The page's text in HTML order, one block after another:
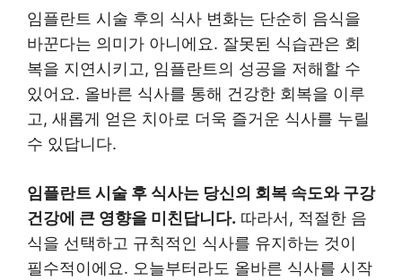
임플란트 시술 후의 식사 변화는 단순히 음식을
바꾼다는 의미가 아니에요. 잘못된 식습관은 회
복을 지연시키고, 임플란트의 성공을 저해할 수
있어요. 올바른 식사를 통해 건강한 회복을 이루
고, 새롭게 얻은 치아로 더욱 즐거운 식사를 누릴
수 있답니다.
임플란트 시술 후 식사는 당신의 회복 속도와 구강
건강에 큰 영향을 미친답니다. 따라서, 적절한 음
식을 선택하고 규칙적인 식사를 유지하는 것이
필수적이에요. 오늘부터라도 올바른 식사를 시작